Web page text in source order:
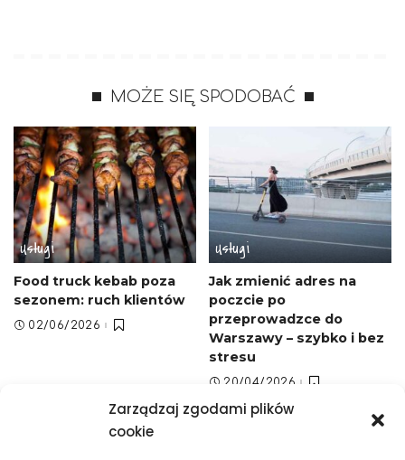
Zarządzaj zgodami plików
cookie
MOŻE SIĘ SPODOBAĆ
Usługi
Food truck kebab poza
sezonem: ruch klientów
02/06/2026
Usługi
Jak zmienić adres na
poczcie po
przeprowadzce do
Warszawy – szybko i bez
stresu
20/04/2026